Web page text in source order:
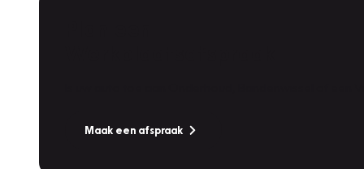
Maak een afspraak